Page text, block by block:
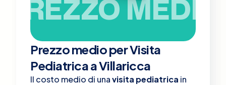
PREZZO MEDIO
Prezzo medio per Visita
Pediatrica a Villaricca
Il costo medio di unavisita pediatrica in